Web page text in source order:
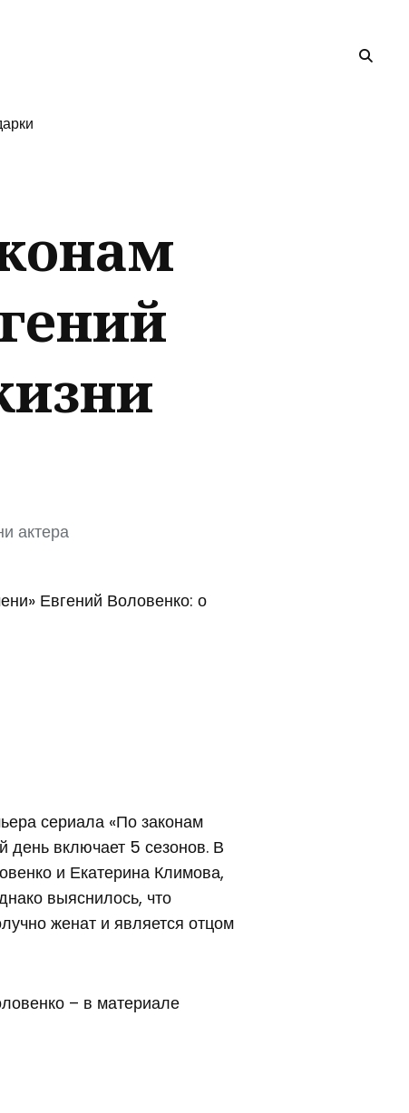
актера
Евгений Воловенко: о
сериала «По законам
день включает 5 сезонов. В
и Екатерина Климова,
выяснилось, что
женат и является отцом
– в материале